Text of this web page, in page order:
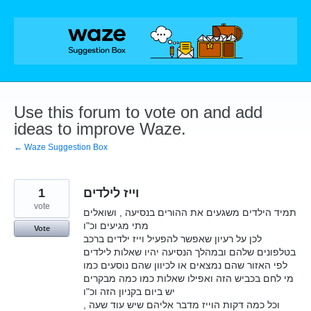
Skip
Use this forum to vote on and add
ideas to improve Waze.
← Waze Suggestion Box
וייז לילדים
תמיד הילדים משגעים את ההורים בנסיעה , ושואלים
מתי מגיעים וכ"ו
לכן על רעיון שאפשר להפעיל וייז ילדים ברכב
בטלפונים שלהם ובמהלך הנסיעה יהיו שאלות לילדים
לפי האזור שהם נמצאים או לכיוון שהם נוסעים כמו
מי לחם בכביש הזה ואפילו שאלות כמו כמה מבקרים
יש ביום בקניון הזה וכ"ו
וכל כמה דקות הוייז מדבר אליהם שיש עוד שעה ,
1
vote
Vote